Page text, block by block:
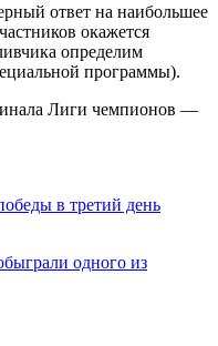
ответ на наибольшее
окажется
определим
программы).
в третий день
одного из